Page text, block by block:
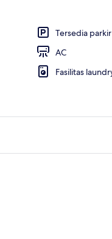
Tersedia parkir
AC
Fasilitas